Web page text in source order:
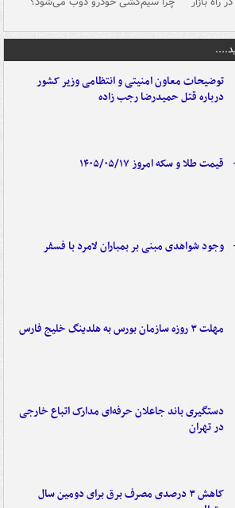
توضیحات معاون امنیتی و انتظامی وزیر کشور
درباره قتل حمیدرضا رجب زاده
قیمت طلا و سکه امروز ۱۴۰۵/۰۵/۱۷
وجود شواهدی مبنی بر بمباران لامرد با فسفر
مهلت ۳ روزه سازمان بورس به هلدینگ خلیج فارس
دستگیری باند جاعلان حرفه‌ای مدارک اتباع خارجی
در تهران
کاهش ۳ درصدی مصرف برق برای دومین سال